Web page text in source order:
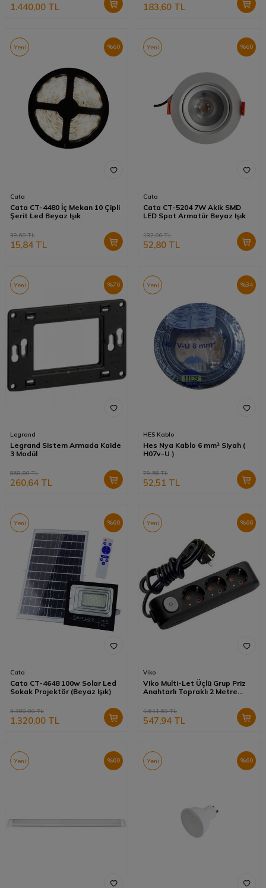
1.440,00 TL 183,60 TL
%60
Yeni
Cata
Cata CT-4480 İç Mekan 10 Çipli
Şerit Led Beyaz Işık
39,60TL
15,84 TL
%60
Yeni
Cata
Cata CT-5204 7W Akik SMD
LED Spot Armatür Beyaz Işık
132,00TL
52,80 TL
%70
Yeni
Legrand
Legrand Sistem Armada Kaide
3 Modül
868,80TL
260,64 TL
%34
Yeni
HES Kablo
Hes Nya Kablo 6 mm² Siyah (
H07v-U )
79,56TL
52,51 TL
%60
Yeni
Cata
Cata CT-4648 100w Solar Led
Sokak Projektör (Beyaz Işık)
3.300,00TL
1.320,00 TL
%66
Yeni
Viko
Viko Multi-Let Üçlü Grup Priz
Anahtarlı Topraklı 2 Metre
90137302
1.611,60TL
547,94 TL
%60
Yeni %60
Yeni